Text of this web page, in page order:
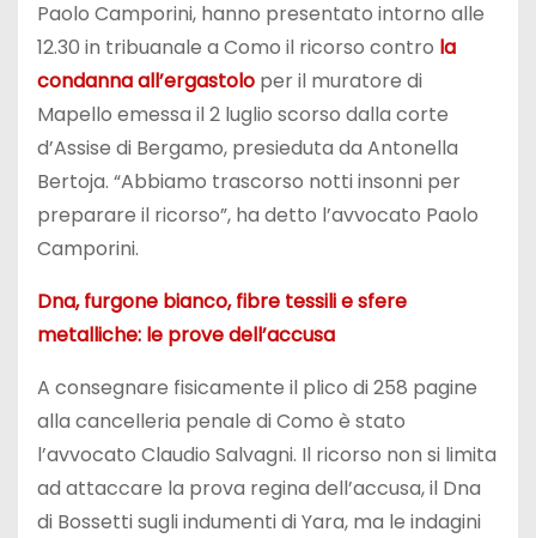
Paolo Camporini, hanno presentato intorno alle
12.30 in tribuanale a Como il ricorso contro la
condanna all’ergastolo per il muratore di
Mapello emessa il 2 luglio scorso dalla corte
d’Assise di Bergamo, presieduta da Antonella
Bertoja. “Abbiamo trascorso notti insonni per
preparare il ricorso”, ha detto l’avvocato Paolo
Camporini.
Dna, furgone bianco, fibre tessili e sfere
metalliche: le prove dell’accusa
A consegnare fisicamente il plico di 258 pagine
alla cancelleria penale di Como è stato
l’avvocato Claudio Salvagni. Il ricorso non si limita
ad attaccare la prova regina dell’accusa, il Dna
di Bossetti sugli indumenti di Yara, ma le indagini